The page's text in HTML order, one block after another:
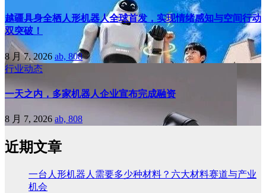
越疆具身全栖人形机器人全球首发，实现情绪感知与空间行动
双突破！
8 月 7, 2026 ab, 808
行业动态
一天之内，多家机器人企业宣布完成融资
8 月 7, 2026 ab, 808
近期文章
一台人形机器人需要多少种材料？六大材料赛道与产业
机会